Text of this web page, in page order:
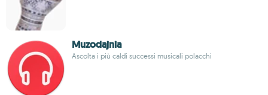
Muzodajnia
Ascolta i più caldi successi musicali polacchi